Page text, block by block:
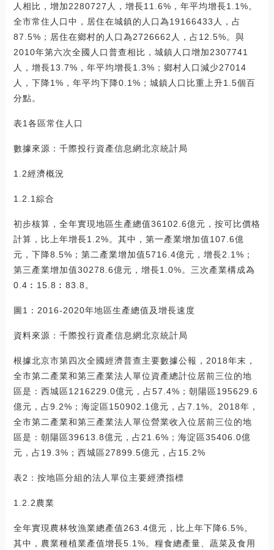
人相比，增加2280727人，增長11.6%，年平均增長1.1%。
全市常住人口中，居住在城鎮的人口為19166433人，占
87.5%；居住在鄉村的人口為2726662人，占12.5%。與
2010年第六次全國人口普查相比，城鎮人口增加2307741
人，增長13.7%，年平均增長1.3%；鄉村人口減少27014
人，下降1%，年平均下降0.1%；城鎮人口比重上升1.5個百
分點。
表1各區常住人口
數據來源：千際投行資產信息網北京統計局
1.2經濟概況
1.2.1綜合
初步核算，全年實現地區生產總值36102.6億元，按可比價格
計算，比上年增長1.2%。其中，第一產業增加值107.6億
元，下降8.5%；第二產業增加值5716.4億元，增長2.1%；
第三產業增加值30278.6億元，增長1.0%。三次產業構成為
0.4︰15.8︰83.8。
圖1：2016-2020年地區生產總值及增長速度
資料來源：千際投行資產信息網北京統計局
根據北京市第四次全國經濟普查主要數據公報，2018年末，
全市第二產業和第三產業法人單位資產總計位居前三位的地
區是：西城區1216229.0億元，占57.4%；朝陽區195629.6
億元，占9.2%；海淀區150902.1億元，占7.1%。2018年，
全市第二產業和第三產業法人單位營業收入位居前三位的地
區是：朝陽區39613.8億元，占21.6%；海淀區35406.0億
元，占19.3%；西城區27899.5億元，占15.2%
表2：按地區分組的法人單位主要經濟指標
1.2.2農業
全年實現農林牧漁業總產值263.4億元，比上年下降6.5%。
其中，農業種植業產值增長5.1%。糧食總產量、蔬菜及食用